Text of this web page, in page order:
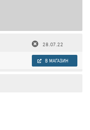
28.07.22
В МАГАЗИН